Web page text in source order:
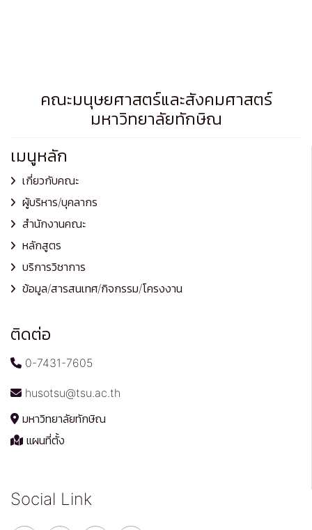
คณะมนุษยศาสตร์และสังคมศาสตร์
มหาวิทยาลัยทักษิณ
เมนูหลัก
เกี่ยวกับคณะ
ผู้บริหาร/บุคลากร
สำนักงานคณะ
หลักสูตร
บริการวิชาการ
ข้อมูล/สารสนเทศ/กิจกรรม/โครงงาน
ติดต่อ
0-7431-7605
husotsu@tsu.ac.th
มหาวิทยาลัยทักษิณ
แผนที่ตั้ง
Social Link